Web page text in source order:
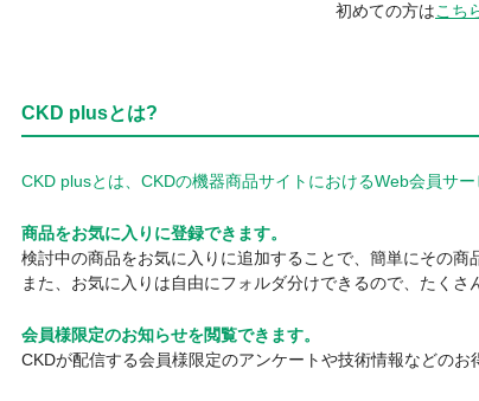
初めての方はこち
CKD plusとは?
CKD plusとは、CKDの機器商品サイトにおけるWeb会員サ
商品をお気に入りに登録できます。
検討中の商品をお気に入りに追加することで、簡単にその商
また、お気に入りは自由にフォルダ分けできるので、たくさ
会員様限定のお知らせを閲覧できます。
CKDが配信する会員様限定のアンケートや技術情報などのお